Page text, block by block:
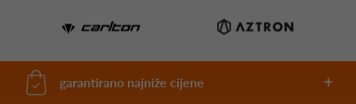
garantirano najniže cijene